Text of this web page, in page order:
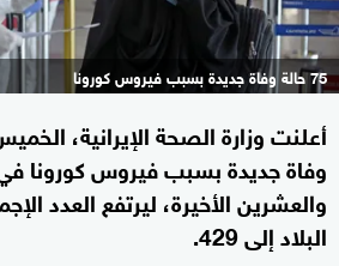
75 حالة وفاة جديدة بسبب فيروس كورونا
وفاة جديدة بسبب فيروس كورونا في
والعشرين الأخيرة، ليرتفع العدد
البلاد إلى 429.